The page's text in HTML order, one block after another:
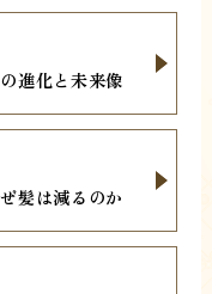
進化と未来像
髪は減るのか